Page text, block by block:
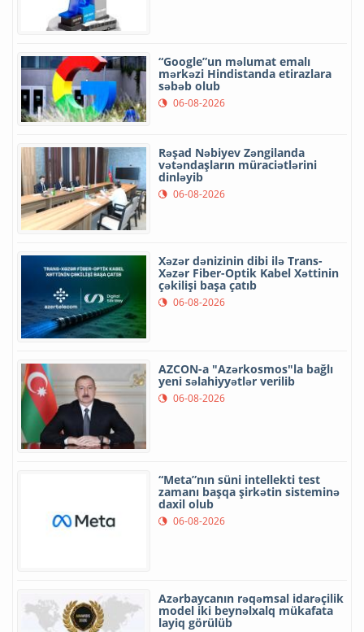
“Google”un məlumat emalı
mərkəzi Hindistanda etirazlara
səbəb olub
06-08-2026
Rəşad Nəbiyev Zəngilanda
vətəndaşların müraciətlərini
dinləyib
06-08-2026
Xəzər dənizinin dibi ilə Trans-
Xəzər Fiber-Optik Kabel Xəttinin
çəkilişi başa çatıb
06-08-2026
AZCON-a "Azərkosmos"la bağlı
yeni səlahiyyətlər verilib
06-08-2026
“Meta”nın süni intellekti test
zamanı başqa şirkətin sisteminə
daxil olub
06-08-2026
Azərbaycanın rəqəmsal idarəçilik
model iki beynəlxalq mükafata
layiq görülüb